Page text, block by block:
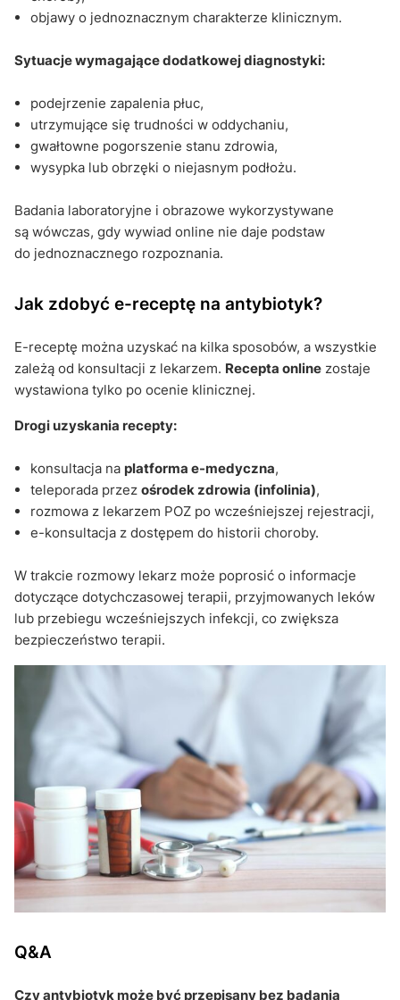
objawy o jednoznacznym charakterze klinicznym.
Sytuacje wymagające dodatkowej diagnostyki:
podejrzenie zapalenia płuc,
utrzymujące się trudności w oddychaniu,
gwałtowne pogorszenie stanu zdrowia,
wysypka lub obrzęki o niejasnym podłożu.
Badania laboratoryjne i obrazowe wykorzystywane
są wówczas, gdy wywiad online nie daje podstaw
do jednoznacznego rozpoznania.
Jak zdobyć e-receptę na antybiotyk?
E-receptę można uzyskać na kilka sposobów, a wszystkie
zależą od konsultacji z lekarzem. Recepta online zostaje
wystawiona tylko po ocenie klinicznej.
Drogi uzyskania recepty:
konsultacja na platforma e-medyczna,
teleporada przez ośrodek zdrowia (infolinia),
rozmowa z lekarzem POZ po wcześniejszej rejestracji,
e-konsultacja z dostępem do historii choroby.
W trakcie rozmowy lekarz może poprosić o informacje
dotyczące dotychczasowej terapii, przyjmowanych leków
lub przebiegu wcześniejszych infekcji, co zwiększa
bezpieczeństwo terapii.
Q&A
Czy antybiotyk może być przepisany bez badania